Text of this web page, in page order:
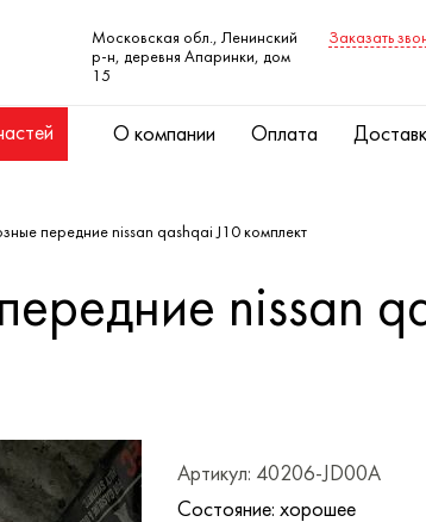
О компании Оплата
Московская обл., Ленинский
р-н, деревня Апаринки, дом
15
Заказать
передние nissan qashqai J10 комплект
nissan
Артикул: 40206-JD00A
Состояние: хорошее